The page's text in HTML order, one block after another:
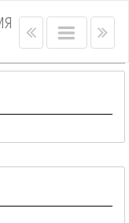
Left
bar
Main
menu
Right
menu
bar